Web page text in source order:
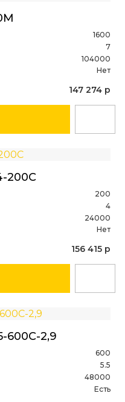
1600
7
104000
Нет
147 274 р
200С
200
4
24000
Нет
156 415 р
600С-2,9
600
5.5
48000
Есть